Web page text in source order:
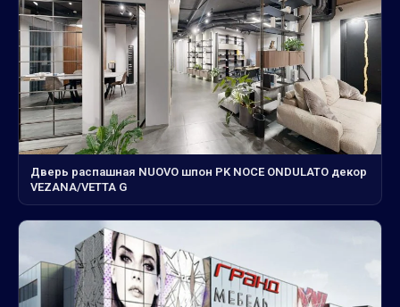
Дверь распашная NUOVO шпон PK NOCE ONDULATO декор
VEZANA/VETTA G